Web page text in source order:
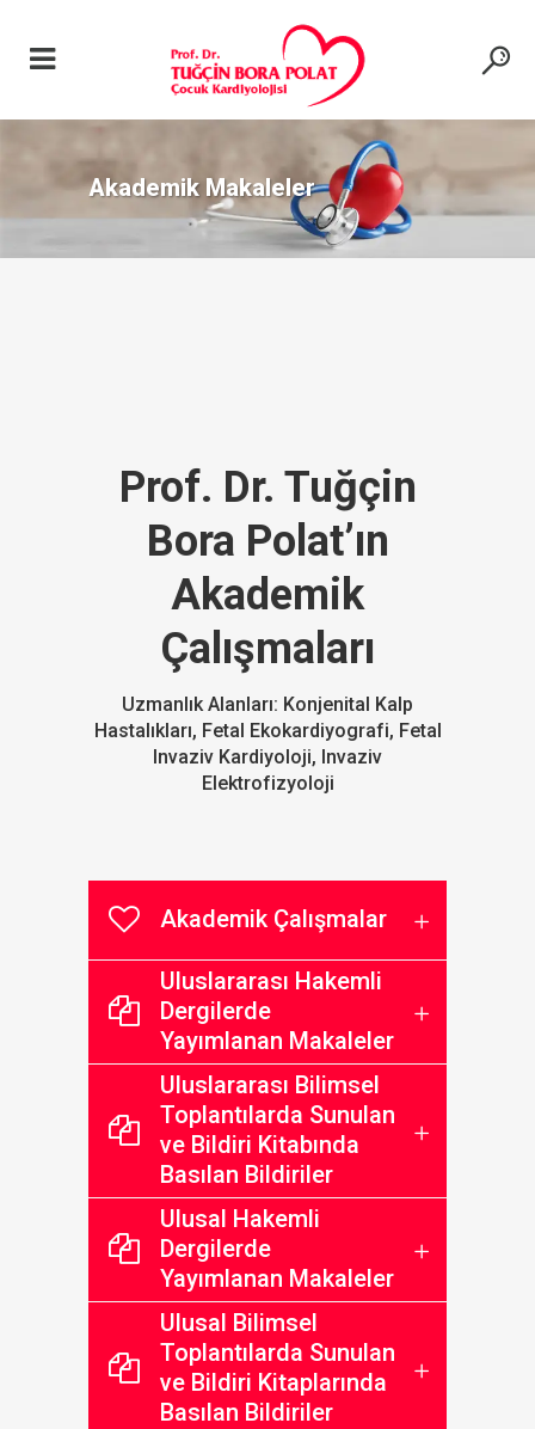
Akademik Makaleler
Prof. Dr. Tuğçin
Bora Polat’ın
Akademik
Çalışmaları
Uzmanlık Alanları: Konjenital Kalp
Hastalıkları, Fetal Ekokardiyografi, Fetal
Invaziv Kardiyoloji, Invaziv
Elektrofizyoloji
Akademik Çalışmalar
Uluslararası Hakemli
Dergilerde
Yayımlanan Makaleler
Uluslararası Bilimsel
Toplantılarda Sunulan
ve Bildiri Kitabında
Basılan Bildiriler
Ulusal Hakemli
Dergilerde
Yayımlanan Makaleler
Ulusal Bilimsel
Toplantılarda Sunulan
ve Bildiri Kitaplarında
Basılan Bildiriler